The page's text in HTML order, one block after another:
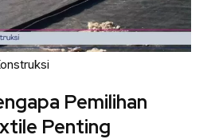
Pemilihan
Penting